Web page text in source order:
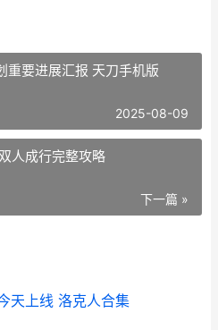
重要进展汇报 天刀手机版
2025-08-09
人成行完整攻略
下一篇 »
天上线 洛克人合集